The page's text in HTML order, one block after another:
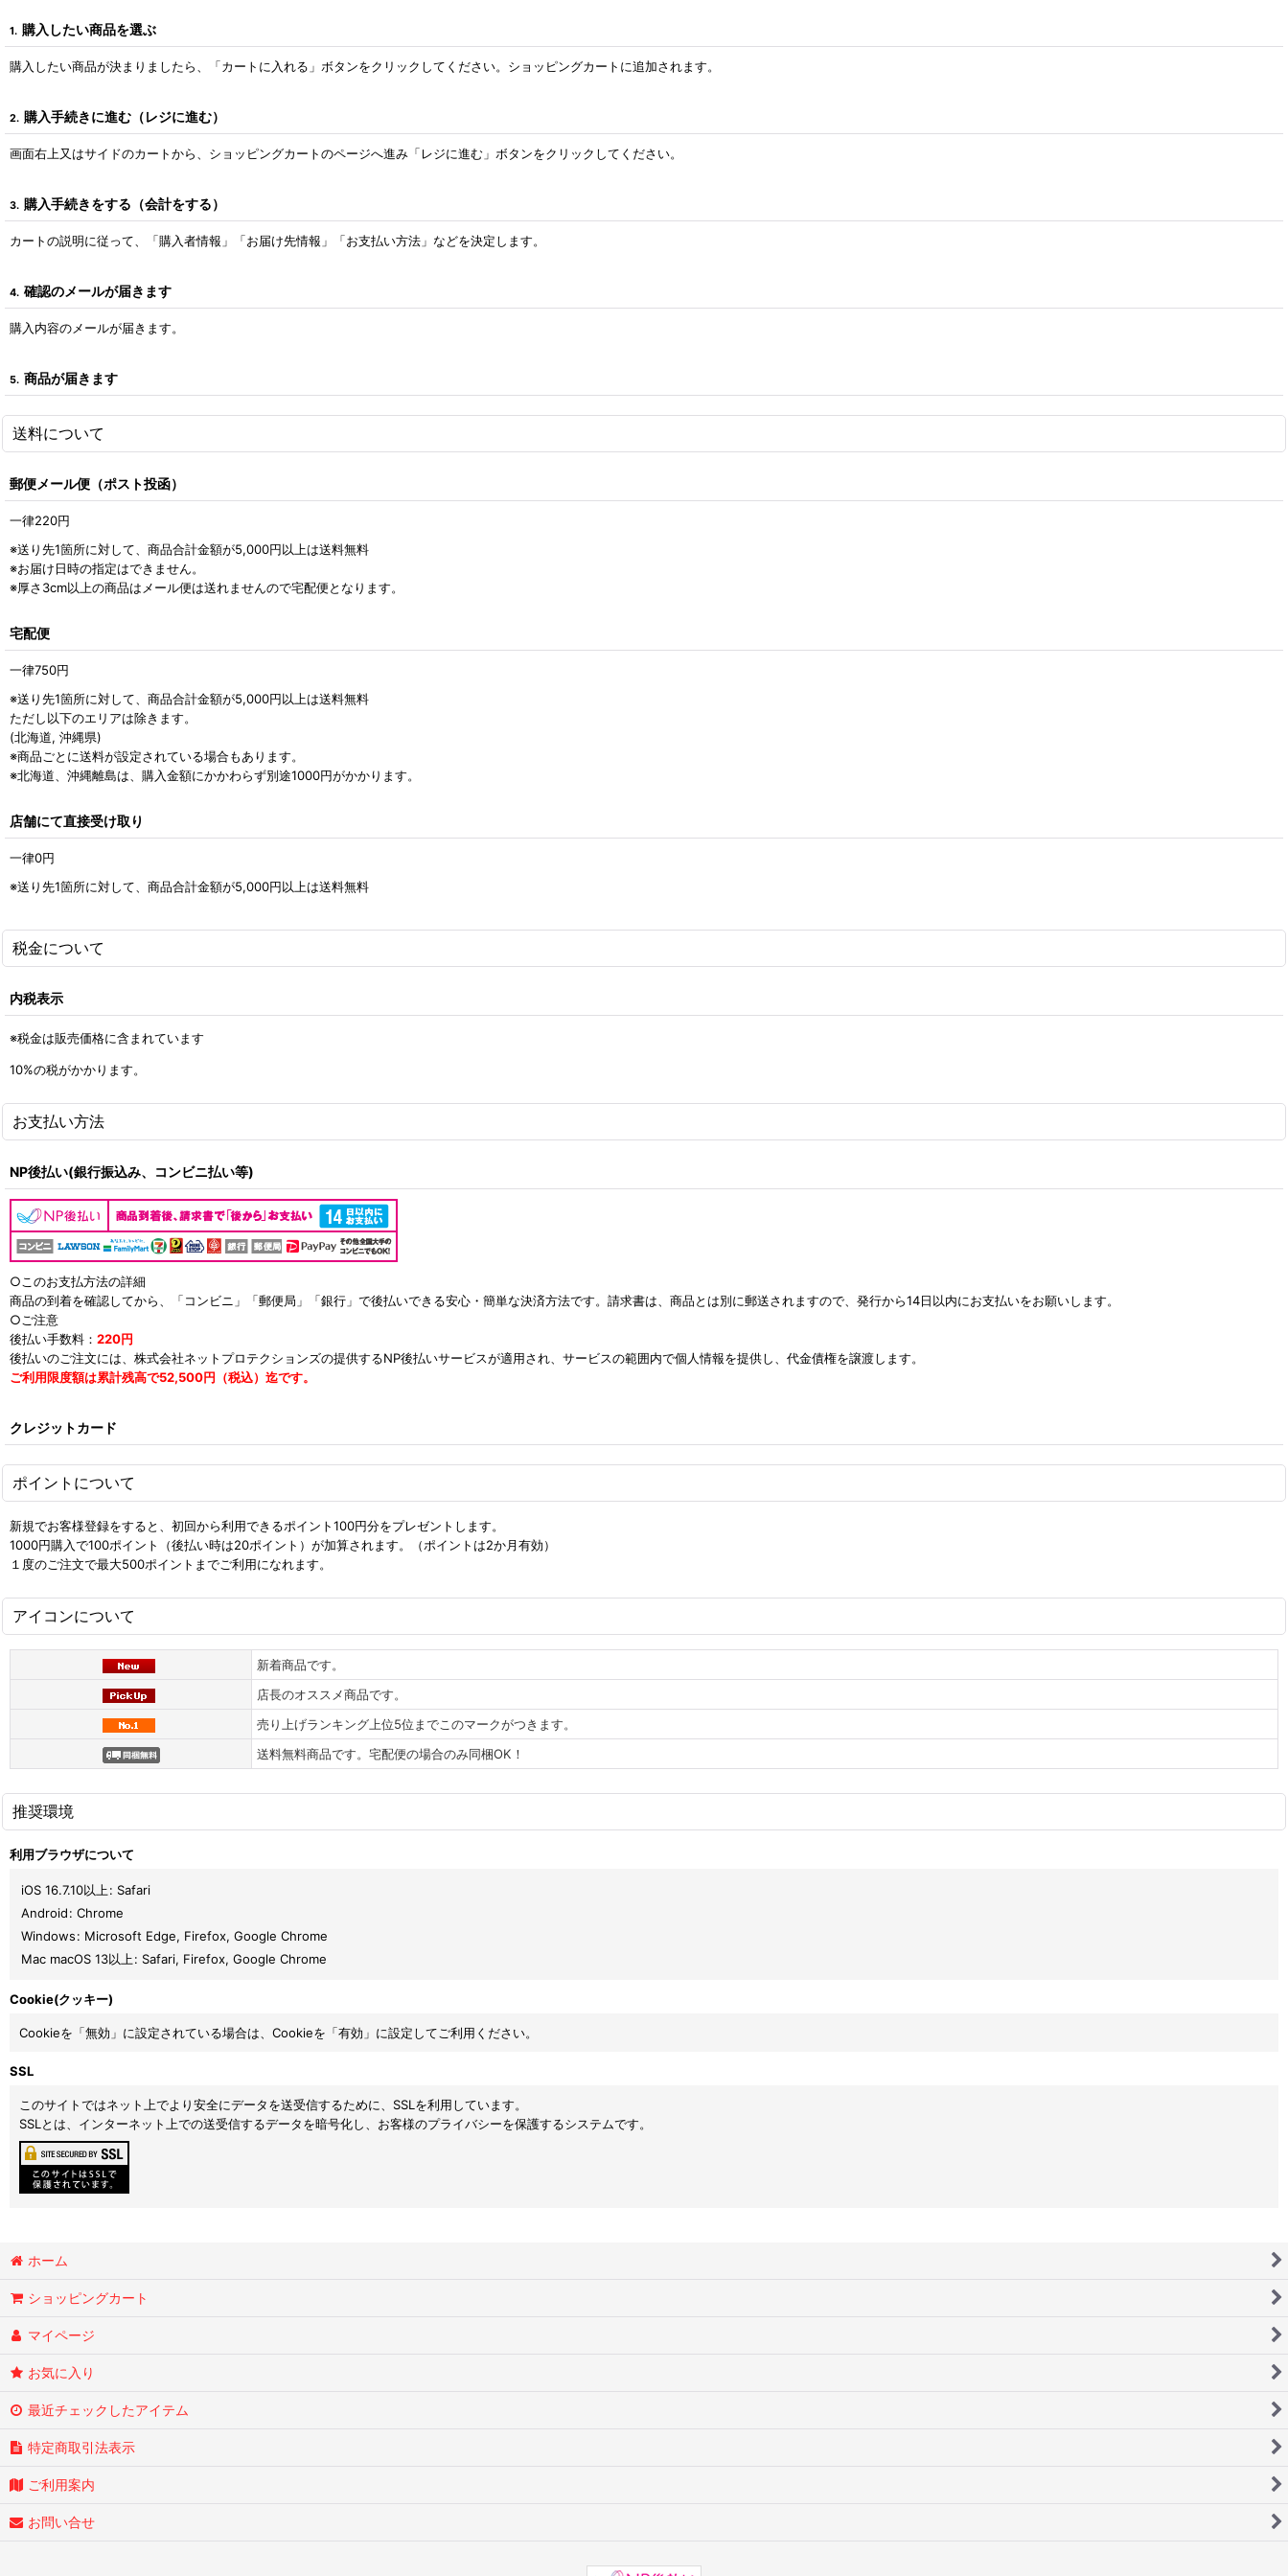
1. 購入したい商品を選ぶ
購入したい商品が決まりましたら、「カートに入れる」ボタンをクリックしてください。ショッピングカートに追加されます。
2. 購入手続きに進む（レジに進む）
画面右上又はサイドのカートから、ショッピングカートのページへ進み「レジに進む」ボタンをクリックしてください。
3. 購入手続きをする（会計をする）
カートの説明に従って、「購入者情報」「お届け先情報」「お支払い方法」などを決定します。
4. 確認のメールが届きます
購入内容のメールが届きます。
5. 商品が届きます
送料について
郵便メール便（ポスト投函）
一律220円
※送り先1箇所に対して、商品合計金額が5,000円以上は送料無料
※お届け日時の指定はできません。
※厚さ3cm以上の商品はメール便は送れませんので宅配便となります。
宅配便
一律750円
※送り先1箇所に対して、商品合計金額が5,000円以上は送料無料
ただし以下のエリアは除きます。
(北海道, 沖縄県)
※商品ごとに送料が設定されている場合もあります。
※北海道、沖縄離島は、購入金額にかかわらず別途1000円がかかります。
店舗にて直接受け取り
一律0円
※送り先1箇所に対して、商品合計金額が5,000円以上は送料無料
税金について
内税表示
※税金は販売価格に含まれています
10%の税がかかります。
お支払い方法
NP後払い(銀行振込み、コンビニ払い等)
○このお支払方法の詳細
商品の到着を確認してから、「コンビニ」「郵便局」「銀行」で後払いできる安心・簡単な決済方法です。請求書は、商品とは別に郵送されますので、発行から14日以内にお支払いをお願いします。
○ご注意
後払い手数料： 220円
後払いのご注文には、株式会社ネットプロテクションズの提供するNP後払いサービスが適用され、サービスの範囲内で個人情報を提供し、代金債権を譲渡します。
ご利用限度額は累計残高で52,500円（税込）迄です。
クレジットカード
ポイントについて
新規でお客様登録をすると、初回から利用できるポイント100円分をプレゼントします。
1000円購入で100ポイント（後払い時は20ポイント）が加算されます。（ポイントは2か月有効）
１度のご注文で最大500ポイントまでご利用になれます。
アイコンについて
新着商品です。
店長のオススメ商品です。
売り上げランキング上位5位までこのマークがつきます。
送料無料商品です。宅配便の場合のみ同梱OK！
推奨環境
利用ブラウザについて
iOS 16.7.10以上: Safari
Android: Chrome
Windows: Microsoft Edge, Firefox, Google Chrome
Mac macOS 13以上: Safari, Firefox, Google Chrome
Cookie(クッキー)
Cookieを「無効」に設定されている場合は、Cookieを「有効」に設定してご利用ください。
SSL
このサイトではネット上でより安全にデータを送受信するために、SSLを利用しています。
SSLとは、インターネット上での送受信するデータを暗号化し、お客様のプライバシーを保護するシステムです。
ホーム
ショッピングカート
マイページ
お気に入り
最近チェックしたアイテム
特定商取引法表示
ご利用案内
お問い合せ